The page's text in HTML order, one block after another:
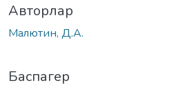
Авторлар
Малютин, Д.А.
Баспагер